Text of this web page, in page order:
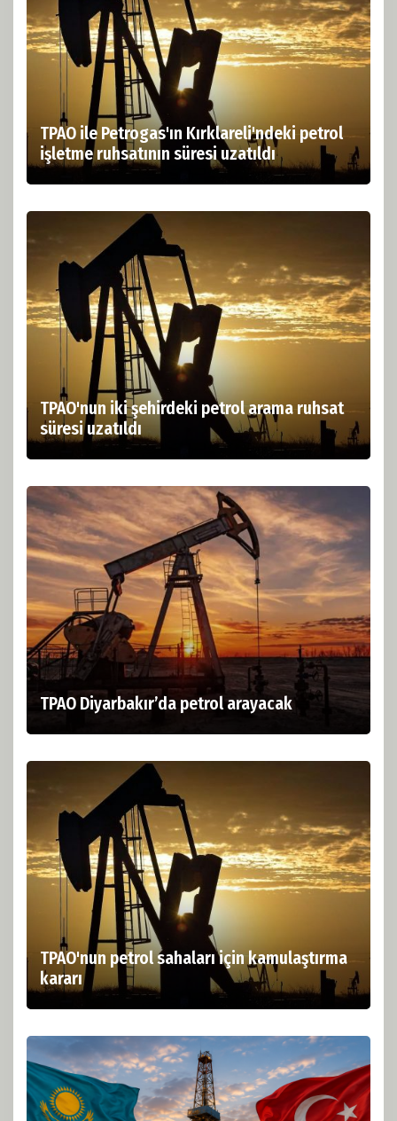
TPAO ile Petrogas'ın Kırklareli'ndeki petrol
işletme ruhsatının süresi uzatıldı
TPAO'nun iki şehirdeki petrol arama ruhsat
süresi uzatıldı
TPAO Diyarbakır’da petrol arayacak
TPAO'nun petrol sahaları için kamulaştırma
kararı